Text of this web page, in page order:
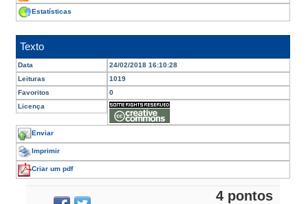
Estatísticas
Texto
Data
24/02/2018 16:10:28
Leituras
1019
Favoritos
0
Licença
Enviar
Imprimir
Criar um pdf
4 pontos